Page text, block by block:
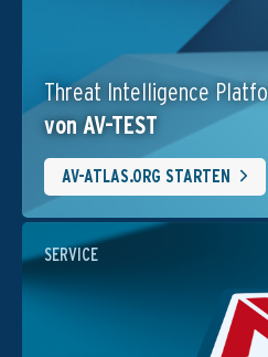
Threat Intelligence
von AV-TEST
AV-ATLAS.ORG STARTEN
SERVICE